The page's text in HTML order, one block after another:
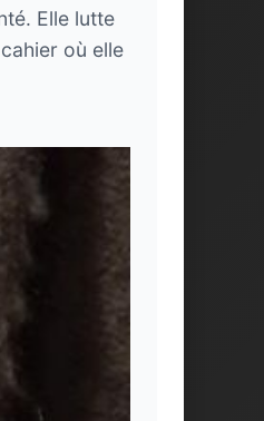
Elle lutte
où elle